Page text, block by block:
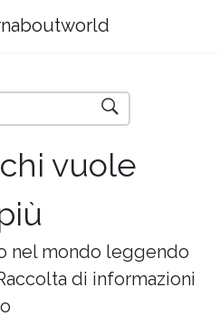
vuole
nel mondo leggendo
di informazioni